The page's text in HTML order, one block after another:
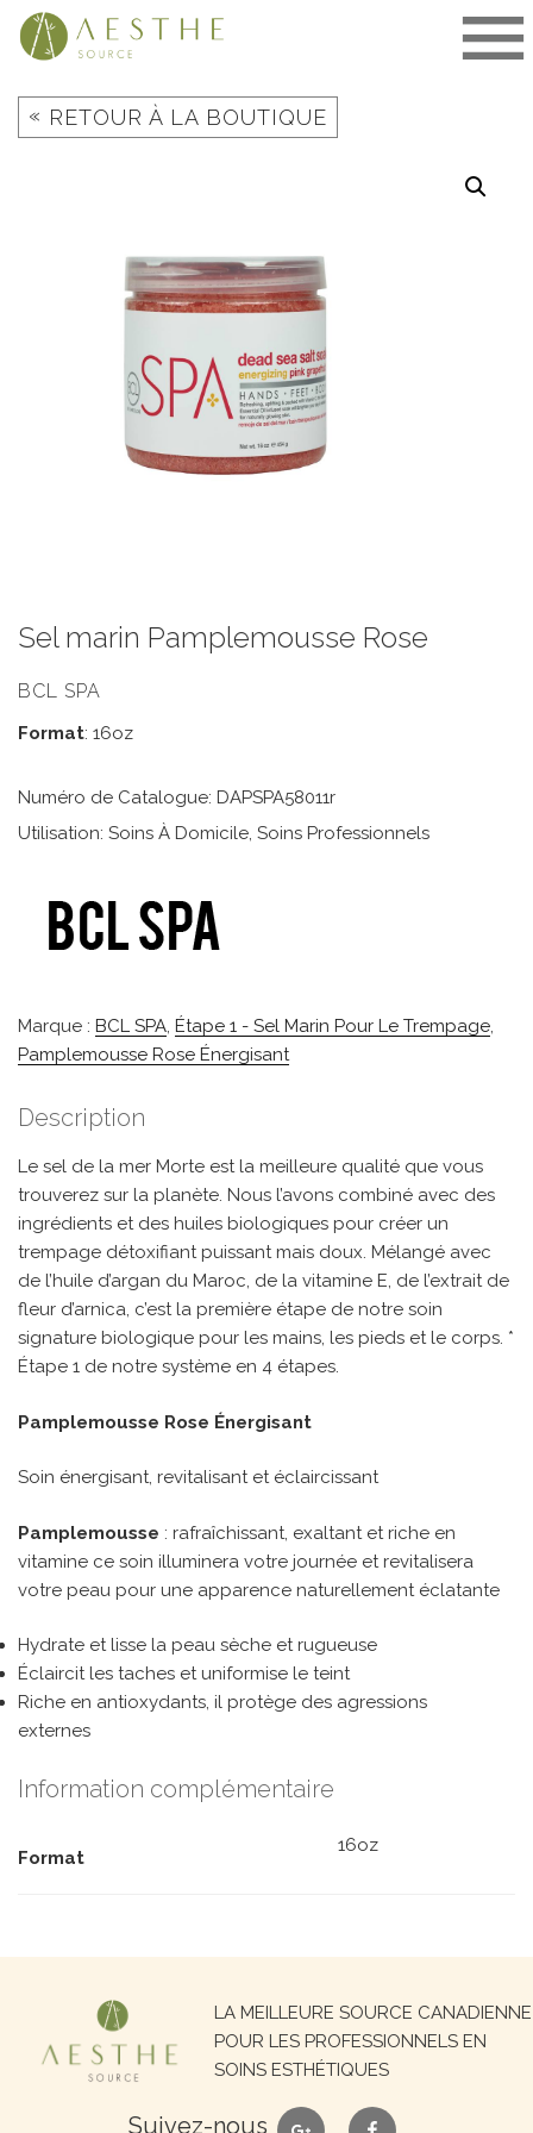
Aller
« RETOUR À LA BOUTIQUE
Sel marin Pamplemousse Rose
BCL SPA
Format: 16oz
Numéro de Catalogue: DAPSPA58011r
Utilisation: Soins À Domicile, Soins Professionnels
Marque : BCL SPA, Étape 1 - Sel Marin Pour Le Trempage,
Pamplemousse Rose Énergisant
Description
Le sel de la mer Morte est la meilleure qualité que vous
trouverez sur la planète. Nous l’avons combiné avec des
ingrédients et des huiles biologiques pour créer un
trempage détoxifiant puissant mais doux. Mélangé avec
de l’huile d’argan du Maroc, de la vitamine E, de l’extrait de
fleur d’arnica, c’est la première étape de notre soin
signature biologique pour les mains, les pieds et le corps. *
Étape 1 de notre système en 4 étapes.
Pamplemousse Rose Énergisant
Soin énergisant, revitalisant et éclaircissant
Pamplemousse : rafraîchissant, exaltant et riche en
vitamine ce soin illuminera votre journée et revitalisera
votre peau pour une apparence naturellement éclatante
Hydrate et lisse la peau sèche et rugueuse
Éclaircit les taches et uniformise le teint
Riche en antioxydants, il protège des agressions
externes
Information complémentaire
Format
16oz
LA MEILLEURE SOURCE CANADIENNE
POUR LES PROFESSIONNELS EN
SOINS ESTHÉTIQUES
Suivez-nous google facebook
Recherche
pour :